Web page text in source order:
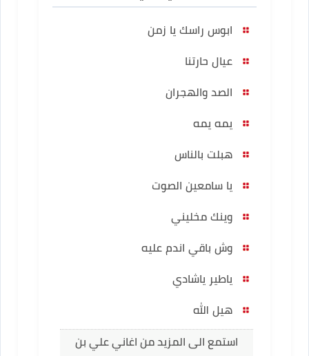
ابوس راسك يا زمن
عيال حارتنا
الصد والهجران
يمه يمه
هبلت بالناس
يا سامعين الصوت
وينك مخليني
وش باقي اندم عليه
ياطير ياشادي
هيل الله
استمع الى المزيد من اغاني علي بن